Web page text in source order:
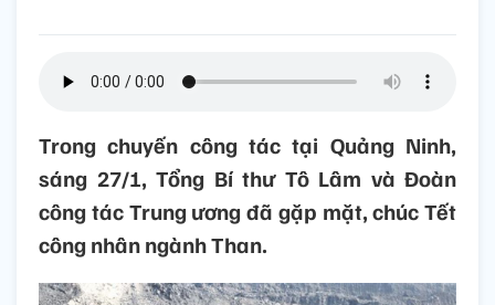
Trong chuyến công tác tại Quảng Ninh,
sáng 27/1, Tổng Bí thư Tô Lâm và Đoàn
công tác Trung ương đã gặp mặt, chúc Tết
công nhân ngành Than.